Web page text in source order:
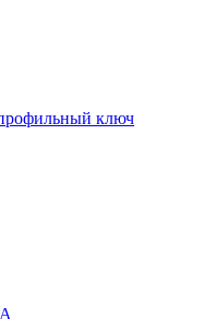
ключ